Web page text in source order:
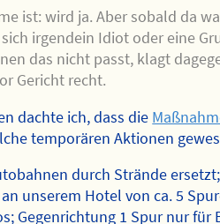
ist: wird ja. Aber sobald da
irgendein Idiot oder eine
das nicht passt, klagt
Gericht recht.
dachte ich, dass die
temporären Aktionen
durch Strände
unserem Hotel von ca. 5
Gegenrichtung 1 Spur nur für